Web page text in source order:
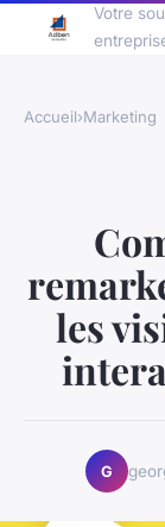
Votre
Accueil›Marketing
les
G